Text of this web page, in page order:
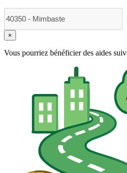
×
Vous pourriez bénéficier des aides